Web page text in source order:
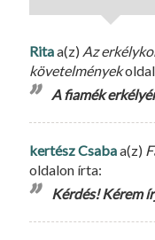
Ritaa(z) Az
követelmények
A fiamék
kertész Csabaa(z)
oldalon írta:
Kérdés! Kérem